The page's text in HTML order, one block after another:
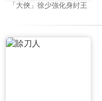
「大俠」徐少強化身紂王